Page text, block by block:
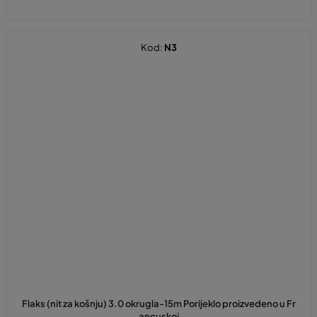
Flaks (nit za košnju) 3.0 okrugla-15m Porijeklo proizvedeno u Fr
Kod: N3